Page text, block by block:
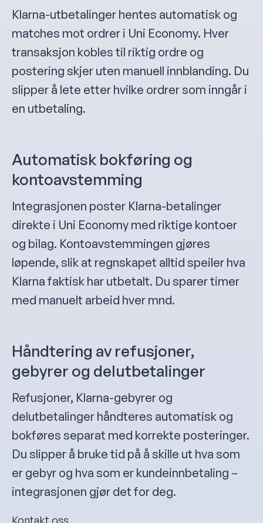
Klarna-utbetalinger hentes automatisk og
matches mot ordrer i Uni Economy. Hver
transaksjon kobles til riktig ordre og
postering skjer uten manuell innblanding. Du
slipper å lete etter hvilke ordrer som inngår i
en utbetaling.
Automatisk bokføring og
kontoavstemming
Integrasjonen poster Klarna-betalinger
direkte i Uni Economy med riktige kontoer
og bilag. Kontoavstemmingen gjøres
løpende, slik at regnskapet alltid speiler hva
Klarna faktisk har utbetalt. Du sparer timer
med manuelt arbeid hver mnd.
Håndtering av refusjoner,
gebyrer og delutbetalinger
Refusjoner, Klarna-gebyrer og
delutbetalinger håndteres automatisk og
bokføres separat med korrekte posteringer.
Du slipper å bruke tid på å skille ut hva som
er gebyr og hva som er kundeinnbetaling –
integrasjonen gjør det for deg.
Kontakt oss